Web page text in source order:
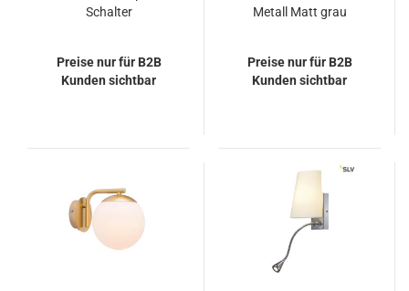
Schalter
Preise nur für B2B
Kunden sichtbar
Metall Matt grau
Preise nur für B2B
Kunden sichtbar